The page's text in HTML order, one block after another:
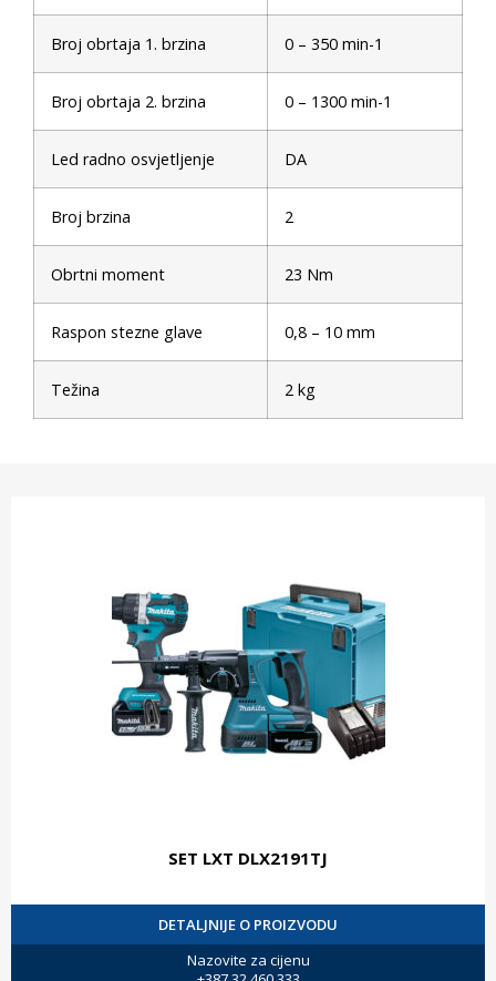
Broj obrtaja 1. brzina 0 – 350 min-1
Broj obrtaja 2. brzina 0 – 1300 min-1
Led radno osvjetljenje DA
Broj brzina 2
Obrtni moment 23 Nm
Raspon stezne glave 0,8 – 10 mm
Težina 2 kg
SET LXT DLX2191TJ
DETALJNIJE O PROIZVODU
Nazovite za cijenu